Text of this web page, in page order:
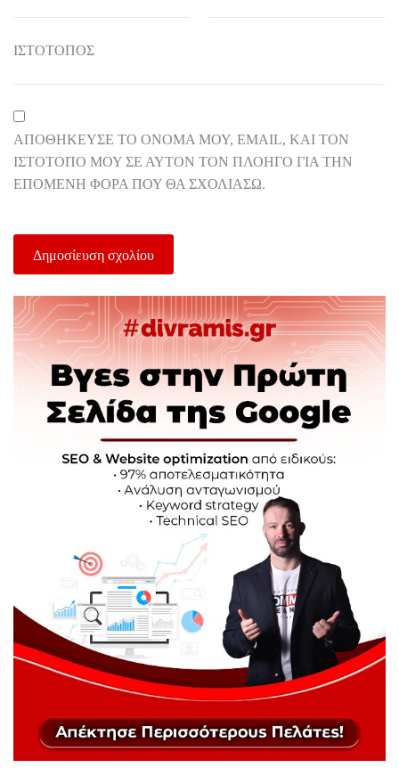
ΙΣΤΌΤΟΠΟΣ
ΑΠΟΘΉΚΕΥΣΕ ΤΟ ΌΝΟΜΆ ΜΟΥ, EMAIL, ΚΑΙ ΤΟΝ
ΙΣΤΌΤΟΠΟ ΜΟΥ ΣΕ ΑΥΤΌΝ ΤΟΝ ΠΛΟΗΓΌ ΓΙΑ ΤΗΝ
ΕΠΌΜΕΝΗ ΦΟΡΆ ΠΟΥ ΘΑ ΣΧΟΛΙΆΣΩ.